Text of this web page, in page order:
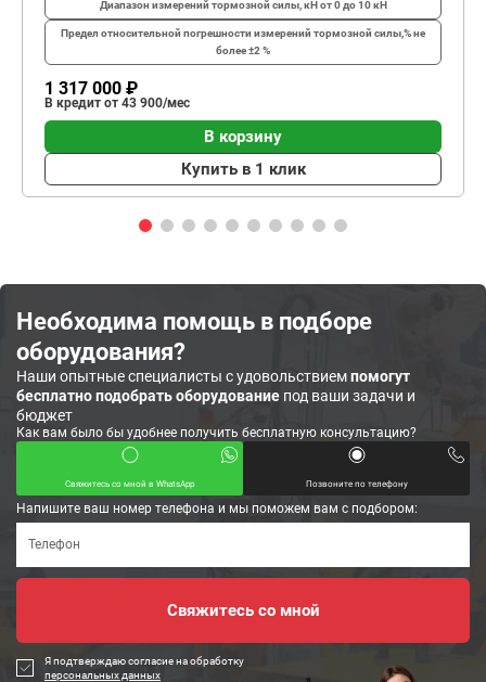
Диапазон измерений тормозной силы, кНот 0 до 10 кН
Предел относительной погрешности измерений тормозной силы,%не
более ±2 %
1 317 000 ₽
В кредит от 43 900/мес
В корзину
Купить в 1 клик
Необходима помощь в подборе
оборудования?
Наши опытные специалисты с удовольствиемпомогут
бесплатно подобрать оборудование под ваши задачи и
бюджет
Как вам было бы удобнее получить бесплатную консультацию?
Свяжитесь со мной в WhatsApp Позвоните по телефону
Напишите ваш номер телефона и мы поможем вам с подбором:
Я подтверждаю согласие на обработку
персональных данных